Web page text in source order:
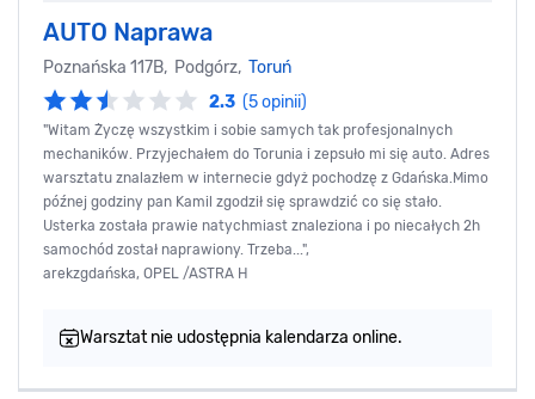
AUTO Naprawa
Poznańska 117B, Podgórz, Toruń
2.3 (5 opinii)
"Witam Życzę wszystkim i sobie samych tak profesjonalnych
mechaników. Przyjechałem do Torunia i zepsuło mi się auto. Adres
warsztatu znalazłem w internecie gdyż pochodzę z Gdańska.Mimo
późnej godziny pan Kamil zgodził się sprawdzić co się stało.
Usterka została prawie natychmiast znaleziona i po niecałych 2h
samochód został naprawiony. Trzeba...",
arekzgdańska, OPEL /ASTRA H
Warsztat nie udostępnia kalendarza online.